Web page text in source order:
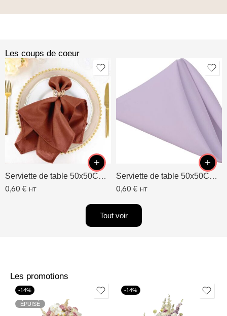
Les coups de coeur​
Serviette de table 50x50CM Terracotta
0,60 € HT
Serviette de table 50x50CM Lavande/Lilas
0,60 € HT
Tout voir
Les promotions
-14%
ÉPUISÉ
-14%